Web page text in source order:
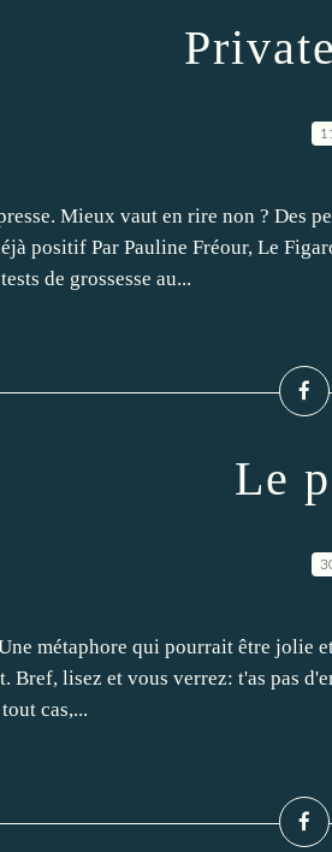
Mieux vaut en rire non ? Des
positif Par Pauline Fréour, Le
de grossesse au...
Le
métaphore qui pourrait être jolie
Bref, lisez et vous verrez: t'as pas
cas,...